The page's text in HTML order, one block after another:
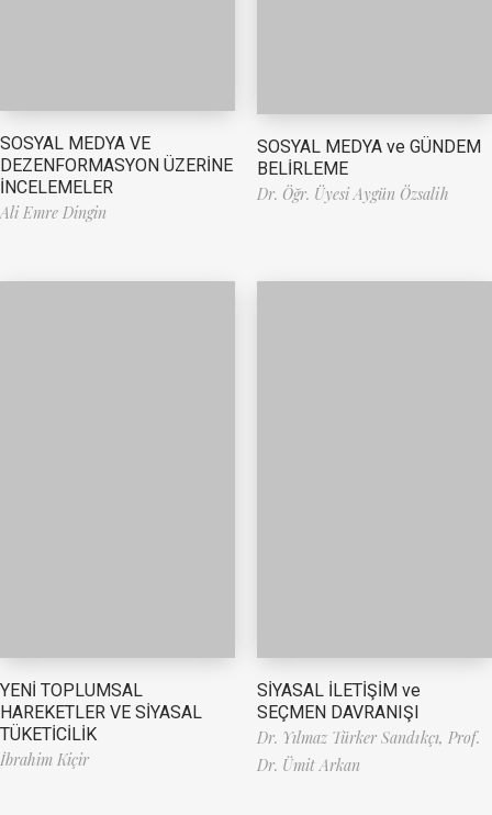
SOSYAL MEDYA VE
DEZENFORMASYON ÜZERİNE
İNCELEMELER
Ali Emre Dingin
SOSYAL MEDYA ve GÜNDEM
BELİRLEME
Dr. Öğr. Üyesi Aygün Özsalih
YENİ TOPLUMSAL
HAREKETLER VE SİYASAL
TÜKETİCİLİK
İbrahim Kiçir
SİYASAL İLETİŞİM ve
SEÇMEN DAVRANIŞI
Dr. Yılmaz Türker Sandıkçı, Prof.
Dr. Ümit Arkan